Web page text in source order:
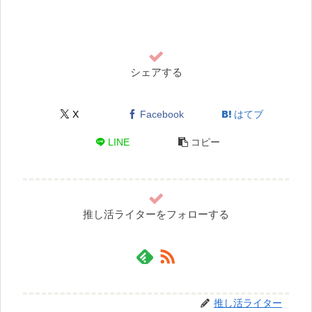
シェアする
X Facebook はてブ
LINE コピー
推し活ライターをフォローする
推し活ライター